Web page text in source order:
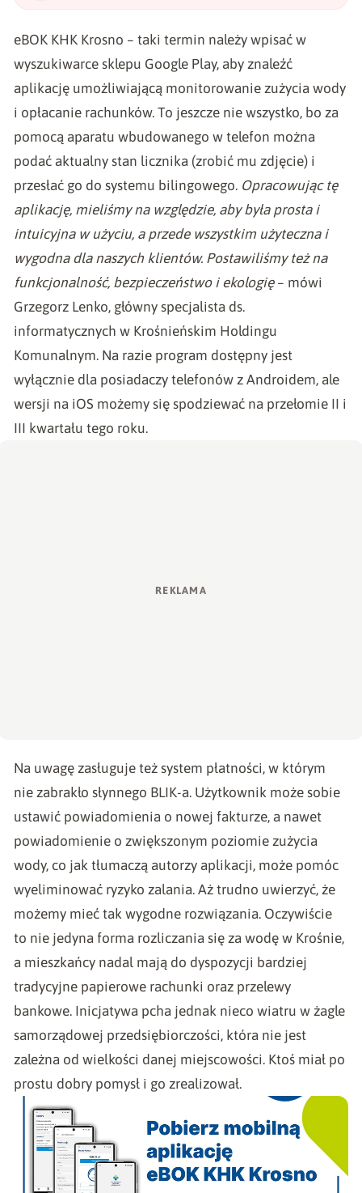
przez aplikację"?
eBOK KHK Krosno – taki termin należy wpisać w
wyszukiwarce sklepu Google Play, aby znaleźć
aplikację umożliwiającą monitorowanie zużycia wody
i opłacanie rachunków. To jeszcze nie wszystko, bo za
pomocą aparatu wbudowanego w telefon można
podać aktualny stan licznika (zrobić mu zdjęcie) i
przesłać go do systemu bilingowego. Opracowując tę
aplikację, mieliśmy na względzie, aby była prosta i
intuicyjna w użyciu, a przede wszystkim użyteczna i
wygodna dla naszych klientów. Postawiliśmy też na
funkcjonalność, bezpieczeństwo i ekologię– mówi
Grzegorz Lenko, główny specjalista ds.
informatycznych w Krośnieńskim Holdingu
Komunalnym. Na razie program dostępny jest
wyłącznie dla posiadaczy telefonów z Androidem, ale
wersji na iOS możemy się spodziewać na przełomie II i
III kwartału tego roku.
Na uwagę zasługuje też system płatności, w którym
nie zabrakło słynnego BLIK-a. Użytkownik może sobie
ustawić powiadomienia o nowej fakturze, a nawet
powiadomienie o zwiększonym poziomie zużycia
wody, co jak tłumaczą autorzy aplikacji, może pomóc
wyeliminować ryzyko zalania. Aż trudno uwierzyć, że
możemy mieć tak wygodne rozwiązania. Oczywiście
to nie jedyna forma rozliczania się za wodę w Krośnie,
a mieszkańcy nadal mają do dyspozycji bardziej
tradycyjne papierowe rachunki oraz przelewy
bankowe. Inicjatywa pcha jednak nieco wiatru w żagle
samorządowej przedsiębiorczości, która nie jest
zależna od wielkości danej miejscowości. Ktoś miał po
prostu dobry pomysł i go zrealizował.